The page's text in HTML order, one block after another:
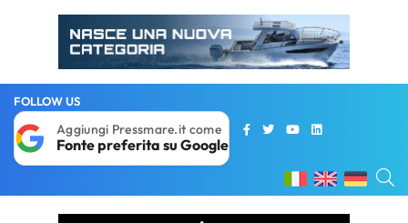
FOLLOW US
Aggiungi Pressmare.it come
Fonte preferita su Google